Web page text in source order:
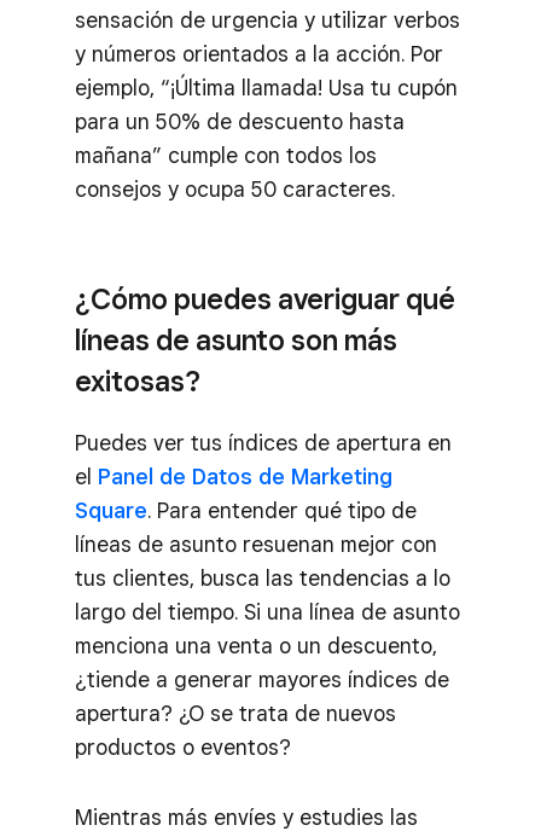
sensación de urgencia y utilizar verbos
y números orientados a la acción. Por
ejemplo, “¡Última llamada! Usa tu cupón
para un 50% de descuento hasta
mañana” cumple con todos los
consejos y ocupa 50 caracteres.
¿Cómo puedes averiguar qué
líneas de asunto son más
exitosas?
Puedes ver tus índices de apertura en
el Panel de Datos de Marketing
Square. Para entender qué tipo de
líneas de asunto resuenan mejor con
tus clientes, busca las tendencias a lo
largo del tiempo. Si una línea de asunto
menciona una venta o un descuento,
¿tiende a generar mayores índices de
apertura? ¿O se trata de nuevos
productos o eventos?
Mientras más envíes y estudies las